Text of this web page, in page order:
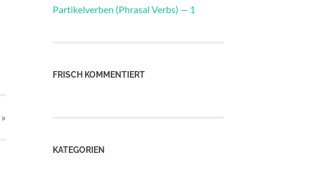
»
Partikelverben (Phrasal Verbs) — 1
FRISCH KOMMENTIERT
KATEGORIEN